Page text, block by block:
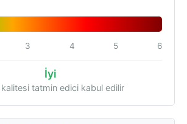
3 4 5 6
İyi
tatmin edici kabul edilir